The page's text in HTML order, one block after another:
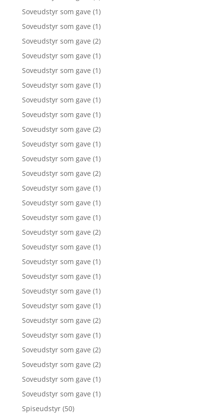
Soveudstyr som gave (1)
Soveudstyr som gave (1)
Soveudstyr som gave (2)
Soveudstyr som gave (1)
Soveudstyr som gave (1)
Soveudstyr som gave (1)
Soveudstyr som gave (1)
Soveudstyr som gave (1)
Soveudstyr som gave (2)
Soveudstyr som gave (1)
Soveudstyr som gave (1)
Soveudstyr som gave (2)
Soveudstyr som gave (1)
Soveudstyr som gave (1)
Soveudstyr som gave (1)
Soveudstyr som gave (2)
Soveudstyr som gave (1)
Soveudstyr som gave (1)
Soveudstyr som gave (1)
Soveudstyr som gave (1)
Soveudstyr som gave (1)
Soveudstyr som gave (2)
Soveudstyr som gave (1)
Soveudstyr som gave (2)
Soveudstyr som gave (2)
Soveudstyr som gave (1)
Soveudstyr som gave (1)
Spiseudstyr (50)